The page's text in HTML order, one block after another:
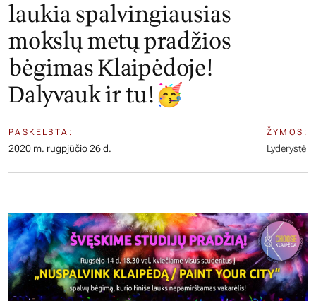
laukia spalvingiausias
mokslų metų pradžios
bėgimas Klaipėdoje!
Dalyvauk ir tu!🥳
PASKELBTA:
2020 m. rugpjūčio 26 d.
ŽYMOS:
Lyderystė